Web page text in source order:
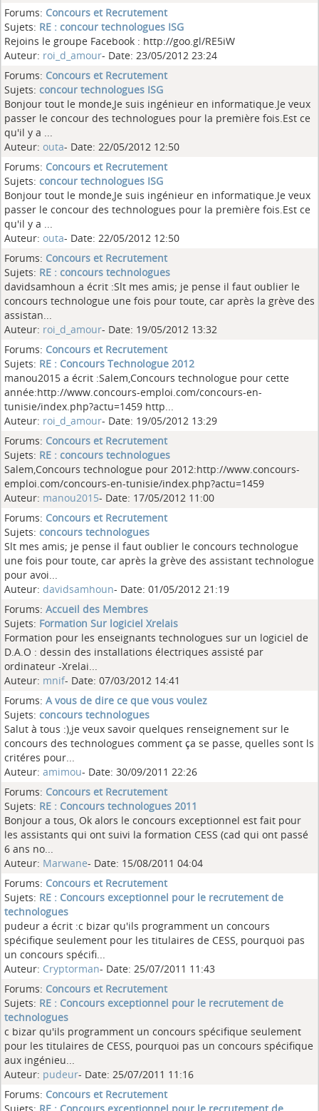
Forums: Concours et Recrutement
Sujets: RE : concour technologues ISG
Rejoins le groupe Facebook : http://goo.gl/RE5iW
Auteur: roi_d_amour- Date: 23/05/2012 23:24
Forums: Concours et Recrutement
Sujets: concour technologues ISG
Bonjour tout le monde,Je suis ingénieur en informatique.Je veux
passer le concour des technologues pour la première fois.Est ce
qu'il y a ...
Auteur: outa- Date: 22/05/2012 12:50
Forums: Concours et Recrutement
Sujets: concour technologues ISG
Bonjour tout le monde,Je suis ingénieur en informatique.Je veux
passer le concour des technologues pour la première fois.Est ce
qu'il y a ...
Auteur: outa- Date: 22/05/2012 12:50
Forums: Concours et Recrutement
Sujets: RE : concours technologues
davidsamhoun a écrit :Slt mes amis; je pense il faut oublier le
concours technologue une fois pour toute, car après la grève des
assistan...
Auteur: roi_d_amour- Date: 19/05/2012 13:32
Forums: Concours et Recrutement
Sujets: RE : Concours Technologue 2012
manou2015 a écrit :Salem,Concours technologue pour cette
année:http://www.concours-emploi.com/concours-en-
tunisie/index.php?actu=1459 http...
Auteur: roi_d_amour- Date: 19/05/2012 13:29
Forums: Concours et Recrutement
Sujets: RE : concours technologues
Salem,Concours technologue pour 2012:http://www.concours-
emploi.com/concours-en-tunisie/index.php?actu=1459
Auteur: manou2015- Date: 17/05/2012 11:00
Forums: Concours et Recrutement
Sujets: concours technologues
Slt mes amis; je pense il faut oublier le concours technologue
une fois pour toute, car après la grève des assistant technologue
pour avoi...
Auteur: davidsamhoun- Date: 01/05/2012 21:19
Forums: Accueil des Membres
Sujets: Formation Sur logiciel Xrelais
Formation pour les enseignants technologues sur un logiciel de
D.A.O : dessin des installations électriques assisté par
ordinateur -Xrelai...
Auteur: mnif- Date: 07/03/2012 14:41
Forums: A vous de dire ce que vous voulez
Sujets: concours technologues
Salut à tous :),je veux savoir quelques renseignement sur le
concours des technologues comment ça se passe, quelles sont ls
critéres pour...
Auteur: amimou- Date: 30/09/2011 22:26
Forums: Concours et Recrutement
Sujets: RE : Concours technologues 2011
Bonjour a tous, Ok alors le concours exceptionnel est fait pour
les assistants qui ont suivi la formation CESS (cad qui ont passé
6 ans no...
Auteur: Marwane- Date: 15/08/2011 04:04
Forums: Concours et Recrutement
Sujets: RE : Concours exceptionnel pour le recrutement de
technologues
pudeur a écrit :c bizar qu'ils programment un concours
spécifique seulement pour les titulaires de CESS, pourquoi pas
un concours spécifi...
Auteur: Cryptorman- Date: 25/07/2011 11:43
Forums: Concours et Recrutement
Sujets: RE : Concours exceptionnel pour le recrutement de
technologues
c bizar qu'ils programment un concours spécifique seulement
pour les titulaires de CESS, pourquoi pas un concours spécifique
aux ingénieu...
Auteur: pudeur- Date: 25/07/2011 11:16
Forums: Concours et Recrutement